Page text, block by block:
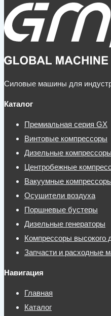
VSD
Силовые машины для
Каталог
Премиальная серия GX
Винтовые компрессоры
Дизельные компрессоры
Центробежные
Вакуумные
Осушители воздуха
Поршневые бустеры
Дизельные генераторы
Компрессоры высокого
Запчасти и расходные
Навигация
Главная
Каталог